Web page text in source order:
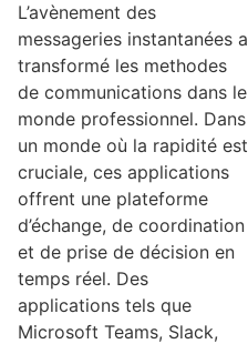
L’avènement des
messageries instantanées a
transformé les methodes
de communications dans le
monde professionnel. Dans
un monde où la rapidité est
cruciale, ces applications
offrent une plateforme
d’échange, de coordination
et de prise de décision en
temps réel. Des
applications tels que
Microsoft Teams, Slack,